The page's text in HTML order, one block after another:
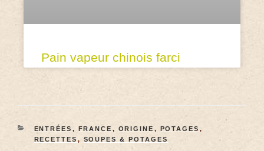
Pain vapeur chinois farci
ENTRÉES , FRANCE , ORIGINE , POTAGES ,
RECETTES , SOUPES & POTAGES